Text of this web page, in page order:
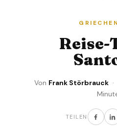
Reise-
Von Frank Störbrauck·
TEILEN